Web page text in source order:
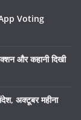
Voting
और कहानी दिखी
अक्टूबर महीना